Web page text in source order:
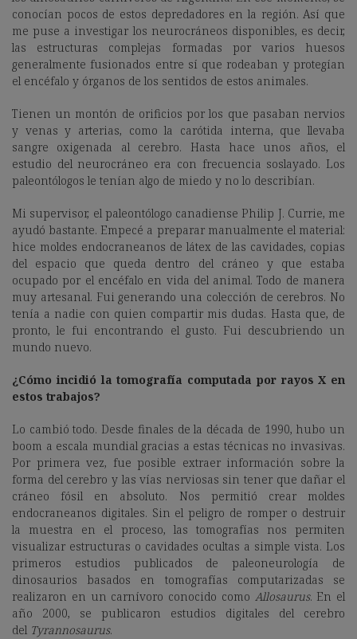
conocían pocos de estos depredadores en la región. Así que
me puse a investigar los neurocráneos disponibles, es decir,
las estructuras complejas formadas por varios huesos
generalmente fusionados entre sí que rodeaban y protegían
el encéfalo y órganos de los sentidos de estos animales.
Tienen un montón de orificios por los que pasaban nervios
y venas y arterias, como la carótida interna, que llevaba
sangre oxigenada al cerebro. Hasta hace unos años, el
estudio del neurocráneo era con frecuencia soslayado. Los
paleontólogos le tenían algo de miedo y no lo describían.
Mi supervisor, el paleontólogo canadiense Philip J. Currie, me
ayudó bastante. Empecé a preparar manualmente el material:
hice moldes endocraneanos de látex de las cavidades, copias
del espacio que queda dentro del cráneo y que estaba
ocupado por el encéfalo en vida del animal. Todo de manera
muy artesanal. Fui generando una colección de cerebros. No
tenía a nadie con quien compartir mis dudas. Hasta que, de
pronto, le fui encontrando el gusto. Fui descubriendo un
mundo nuevo.
¿Cómo incidió la tomografía computada por rayos X en
estos trabajos?
Lo cambió todo. Desde finales de la década de 1990, hubo un
boom a escala mundial gracias a estas técnicas no invasivas.
Por primera vez, fue posible extraer información sobre la
forma del cerebro y las vías nerviosas sin tener que dañar el
cráneo fósil en absoluto. Nos permitió crear moldes
endocraneanos digitales. Sin el peligro de romper o destruir
la muestra en el proceso, las tomografías nos permiten
visualizar estructuras o cavidades ocultas a simple vista. Los
primeros estudios publicados de paleoneurología de
dinosaurios basados en tomografías computarizadas se
realizaron en un carnívoro conocido como Allosaurus. En el
año 2000, se publicaron estudios digitales del cerebro
del Tyrannosaurus.